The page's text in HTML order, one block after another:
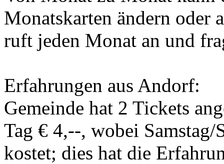
Monatskarten ändern oder
ruft jeden Monat an und
Erfahrungen aus Andorf:
Gemeinde hat 2 Tickets
Tag € 4,--, wobei
kostet; dies hat die